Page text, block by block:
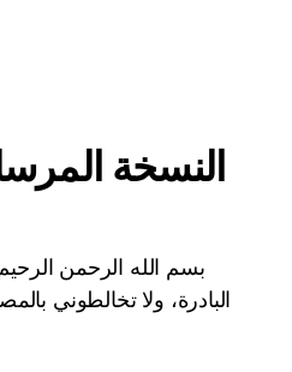
النسخة
بسم الله الرحمن
البادرة، ولا تخالطوني